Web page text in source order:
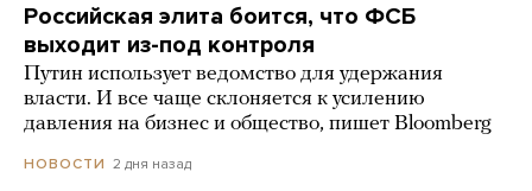
Российская элита боится, что ФСБ
выходит из-под контроля
Путин использует ведомство для удержания
власти. И все чаще склоняется к усилению
давления на бизнес и общество, пишет Bloomberg
НОВОСТИ 2 дня назад